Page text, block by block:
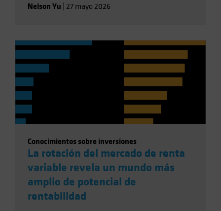
Nelson Yu 27 mayo 2026
Conocimientos sobre inversiones
La rotación del mercado de renta
variable revela un mundo más
amplio de potencial de
rentabilidad